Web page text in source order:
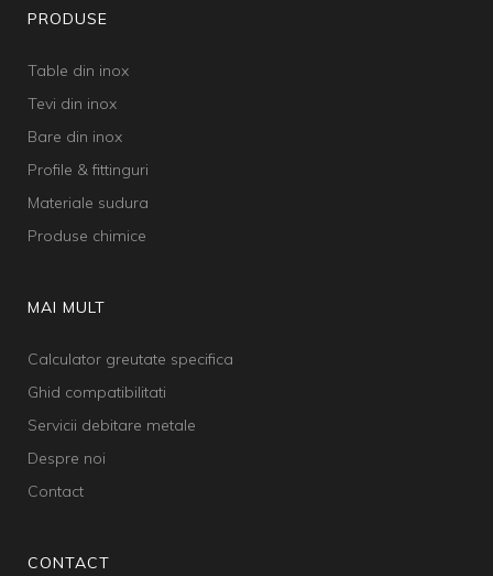
PRODUSE
Table din inox
Tevi din inox
Bare din inox
Profile & fittinguri
Materiale sudura
Produse chimice
MAI MULT
Calculator greutate specifica
Ghid compatibilitati
Servicii debitare metale
Despre noi
Contact
CONTACT